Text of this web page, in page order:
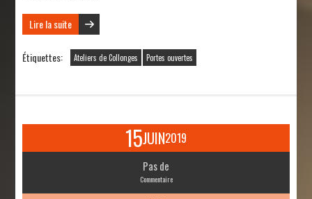
Lire la suite
Étiquettes: Ateliers de Collonges Portes ouvertes
15JUIN2019
Pas de
Commentaire